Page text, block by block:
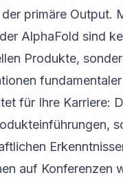
primäre Output.
AlphaFold sind
Produkte,
für Ihre Karriere:
auf Konferenzen